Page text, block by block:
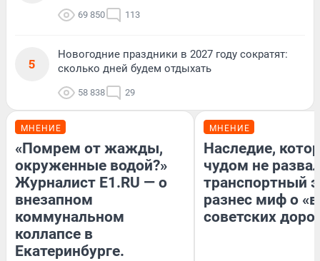
69 850 113
5
Новогодние праздники в 2027 году сократят:
сколько дней будем отдыхать
58 838 29
МНЕНИЕ
«Помрем от жажды,
окруженные водой?»
Журналист E1.RU — о
внезапном
коммунальном
коллапсе в
Екатеринбурге.
МНЕНИЕ
Наследие,
чудом не
транспортный
разнес миф о
советских